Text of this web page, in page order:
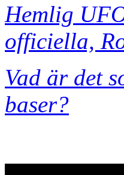
Hemlig
officiella,
Vad är det
baser?